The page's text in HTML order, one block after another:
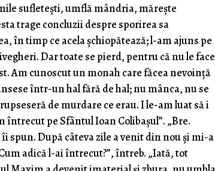
sufleteşti, umflă mândria, măreşte
trage concluzii despre sporirea sa
în timp ce acela şchiopătează; l-am ajuns pe
Dar toate se pierd, pentru că nu le face
Am cunoscut un monah care făcea nevoință
într-un hal fără de hal; nu mânca, nu se
de murdare ce erau. I le-am luat să i
întrecut pe Sfântul Ioan Colibaşul”. „Bre.
spun. După câteva zile a venit din nou şi mi-a
adică l-ai întrecut?”, întreb. „Iată, tot